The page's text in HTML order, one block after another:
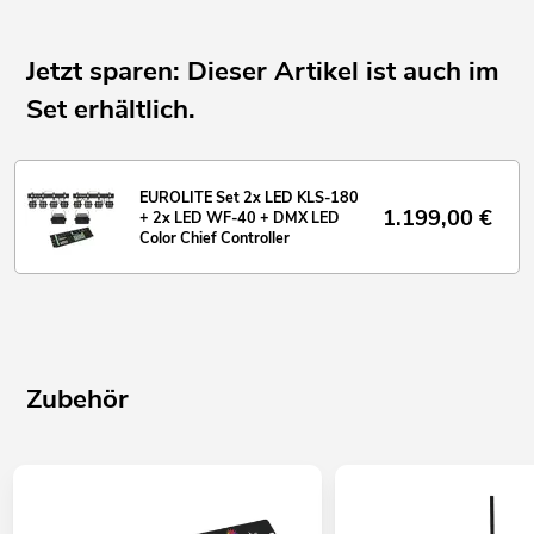
LEDs einzeln ansteuerbar
Jetzt sparen: Dieser Artikel ist auch im
Set erhältlich.
EUROLITE Set 2x LED KLS-180
+ 2x LED WF-40 + DMX LED
Color Chief Controller
1.199,00 €
Zubehör